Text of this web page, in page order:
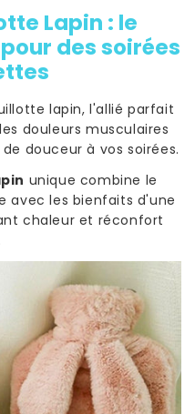
Lapin : le
des soirées
lapin, l'allié parfait
douleurs musculaires
douceur à vos soirées.
unique combine le
avec les bienfaits d'une
chaleur et réconfort